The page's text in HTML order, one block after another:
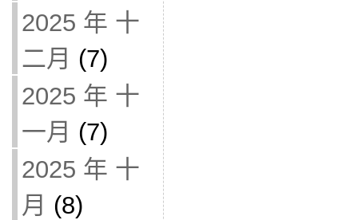
2025 年 十
二月 (7)
2025 年 十
一月 (7)
2025 年 十
月 (8)